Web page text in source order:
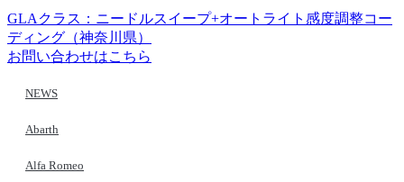
プ
GLAクラス：ニードルスイープ+オートライト感度調整コー
ディング（神奈川県）
お問い合わせはこちら
NEWS
Abarth
Alfa Romeo